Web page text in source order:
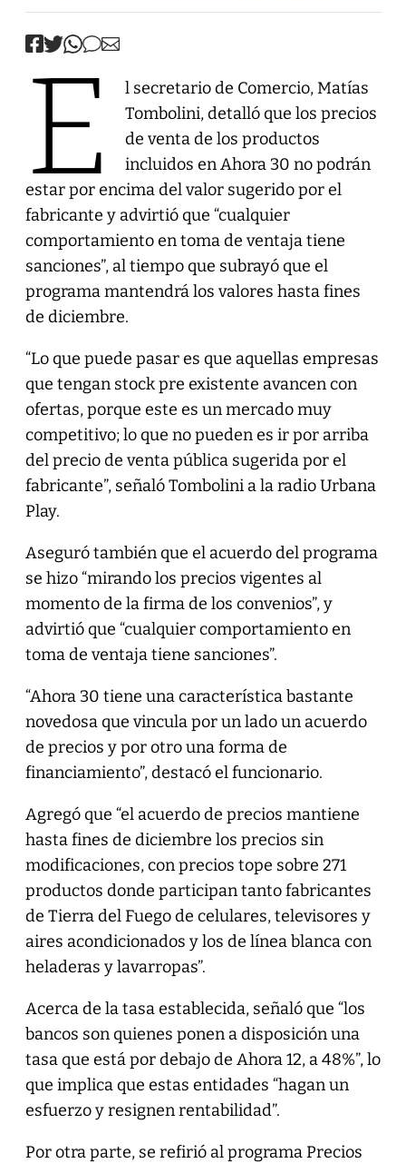
E
l secretario de Comercio, Matías
Tombolini, detalló que los precios
de venta de los productos
incluidos en Ahora 30 no podrán
estar por encima del valor sugerido por el
fabricante y advirtió que “cualquier
comportamiento en toma de ventaja tiene
sanciones”, al tiempo que subrayó que el
programa mantendrá los valores hasta fines
de diciembre.
“Lo que puede pasar es que aquellas empresas
que tengan stock pre existente avancen con
ofertas, porque este es un mercado muy
competitivo; lo que no pueden es ir por arriba
del precio de venta pública sugerida por el
fabricante”, señaló Tombolini a la radio Urbana
Play.
Aseguró también que el acuerdo del programa
se hizo “mirando los precios vigentes al
momento de la firma de los convenios”, y
advirtió que “cualquier comportamiento en
toma de ventaja tiene sanciones”.
“Ahora 30 tiene una característica bastante
novedosa que vincula por un lado un acuerdo
de precios y por otro una forma de
financiamiento”, destacó el funcionario.
Agregó que “el acuerdo de precios mantiene
hasta fines de diciembre los precios sin
modificaciones, con precios tope sobre 271
productos donde participan tanto fabricantes
de Tierra del Fuego de celulares, televisores y
aires acondicionados y los de línea blanca con
heladeras y lavarropas”.
Acerca de la tasa establecida, señaló que “los
bancos son quienes ponen a disposición una
tasa que está por debajo de Ahora 12, a 48%”, lo
que implica que estas entidades “hagan un
esfuerzo y resignen rentabilidad”.
Por otra parte, se refirió al programa Precios